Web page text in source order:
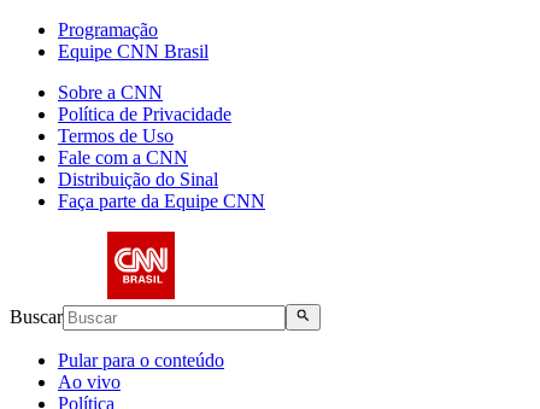
Programação
Equipe CNN Brasil
Sobre a CNN
Política de Privacidade
Termos de Uso
Fale com a CNN
Distribuição do Sinal
Faça parte da Equipe CNN
Buscar
Pular para o conteúdo
Ao vivo
Política